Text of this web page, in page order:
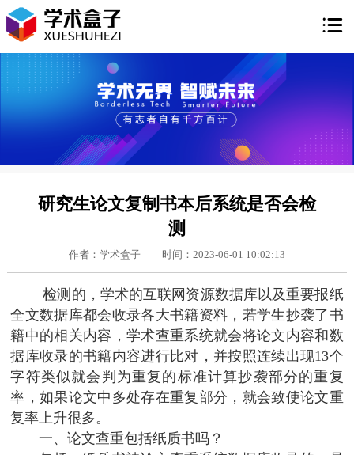

研究生论文复制书本后系统是否会检
测
作者：学术盒子 时间：2023-06-01 10:02:13
检测的，学术的互联网资源数据库以及重要报纸
全文数据库都会收录各大书籍资料，若学生抄袭了书
籍中的相关内容，学术查重系统就会将论文内容和数
据库收录的书籍内容进行比对，并按照连续出现13个
字符类似就会判为重复的标准计算抄袭部分的重复
率，如果论文中多处存在重复部分，就会致使论文重
复率上升很多。
一、论文查重包括纸质书吗？